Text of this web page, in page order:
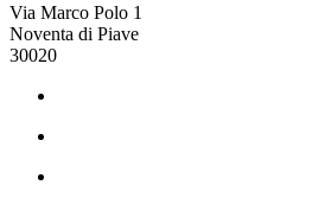
Via Marco Polo 1
Noventa di Piave
30020